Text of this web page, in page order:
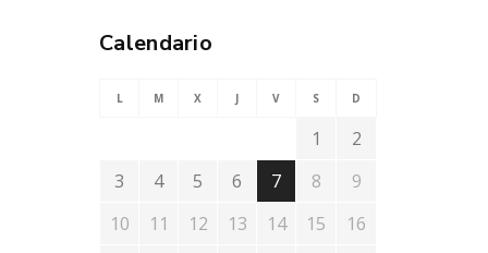
Calendario
L M X J V S D
1
2
3
4 5 6 7 8
9
10
11 12 13 14 15
16